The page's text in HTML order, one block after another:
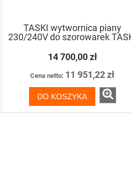
TASKI wytwornica piany
230/240V do szorowarek
14 700,00 zł
Cena netto: 11 951,22 zł
DO KOSZYKA